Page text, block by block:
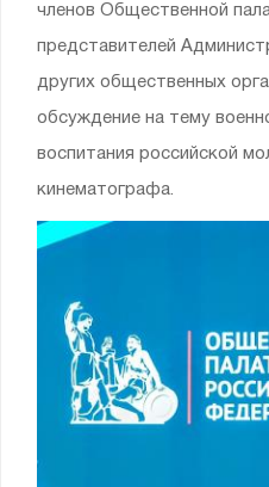
членов Общественной
представителей
других общественных
обсуждение на тему
воспитания российской
кинематографа.